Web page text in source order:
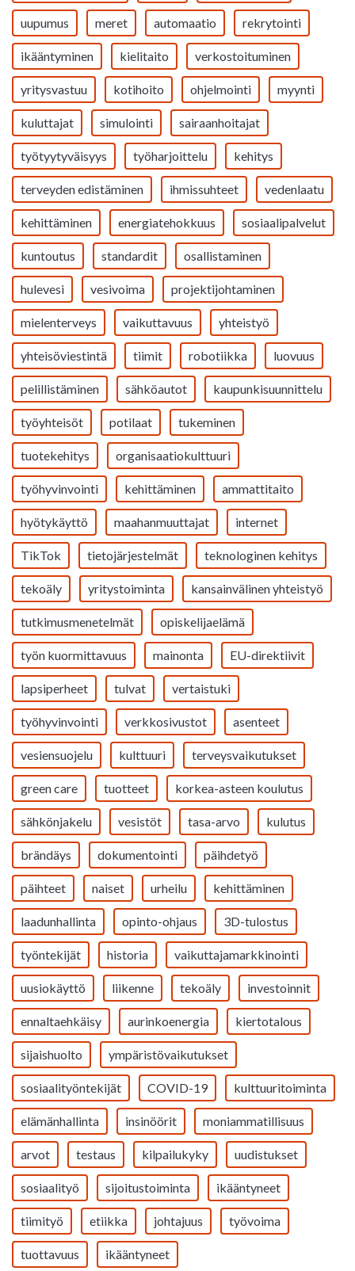
uupumus meret automaatio rekrytointi
ikääntyminen kielitaito verkostoituminen
yritysvastuu kotihoito ohjelmointi myynti
kuluttajat simulointi sairaanhoitajat
työtyytyväisyys työharjoittelu kehitys
terveyden edistäminen ihmissuhteet vedenlaatu
kehittäminen energiatehokkuus sosiaalipalvelut
kuntoutus standardit osallistaminen
hulevesi vesivoima projektijohtaminen
mielenterveys vaikuttavuus yhteistyö
yhteisöviestintä tiimit robotiikka luovuus
pelillistäminen sähköautot kaupunkisuunnittelu
työyhteisöt potilaat tukeminen
tuotekehitys organisaatiokulttuuri
työhyvinvointi kehittäminen ammattitaito
hyötykäyttö maahanmuuttajat internet
TikTok tietojärjestelmät teknologinen kehitys
tekoäly yritystoiminta kansainvälinen yhteistyö
tutkimusmenetelmät opiskelijaelämä
työn kuormittavuus mainonta EU-direktiivit
lapsiperheet tulvat vertaistuki
työhyvinvointi verkkosivustot asenteet
vesiensuojelu kulttuuri terveysvaikutukset
green care tuotteet korkea-asteen koulutus
sähkönjakelu vesistöt tasa-arvo kulutus
brändäys dokumentointi päihdetyö
päihteet naiset urheilu kehittäminen
laadunhallinta opinto-ohjaus 3D-tulostus
työntekijät historia vaikuttajamarkkinointi
uusiokäyttö liikenne tekoäly investoinnit
ennaltaehkäisy aurinkoenergia kiertotalous
sijaishuolto ympäristövaikutukset
sosiaalityöntekijät COVID-19 kulttuuritoiminta
elämänhallinta insinöörit moniammatillisuus
arvot testaus kilpailukyky uudistukset
sosiaalityö sijoitustoiminta ikääntyneet
tiimityö etiikka johtajuus työvoima
tuottavuus ikääntyneet